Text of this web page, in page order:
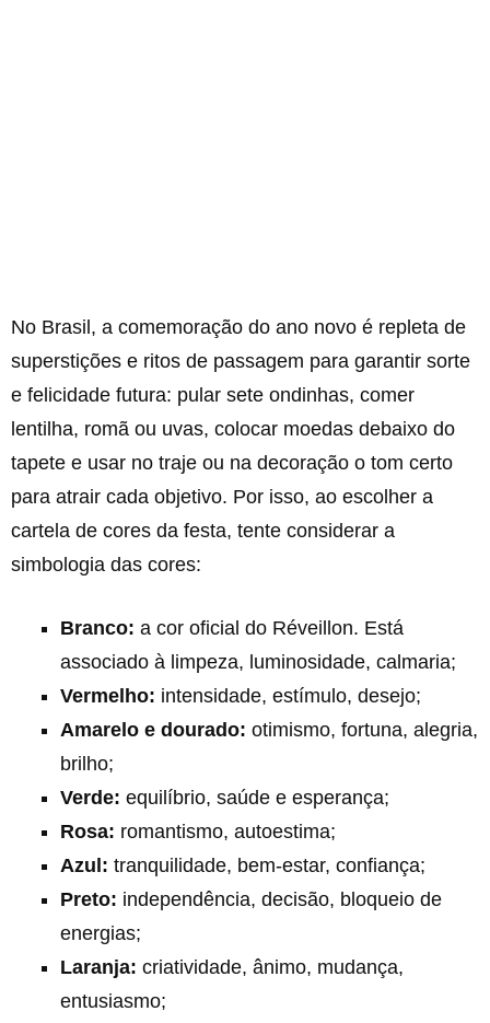
No Brasil, a comemoração do ano novo é repleta de
superstições e ritos de passagem para garantir sorte
e felicidade futura: pular sete ondinhas, comer
lentilha, romã ou uvas, colocar moedas debaixo do
tapete e usar no traje ou na decoração o tom certo
para atrair cada objetivo. Por isso, ao escolher a
cartela de cores da festa, tente considerar a
simbologia das cores:
Branco: a cor oficial do Réveillon. Está
associado à limpeza, luminosidade, calmaria;
Vermelho: intensidade, estímulo, desejo;
Amarelo e dourado: otimismo, fortuna, alegria,
brilho;
Verde: equilíbrio, saúde e esperança;
Rosa: romantismo, autoestima;
Azul: tranquilidade, bem-estar, confiança;
Preto: independência, decisão, bloqueio de
energias;
Laranja: criatividade, ânimo, mudança,
entusiasmo;